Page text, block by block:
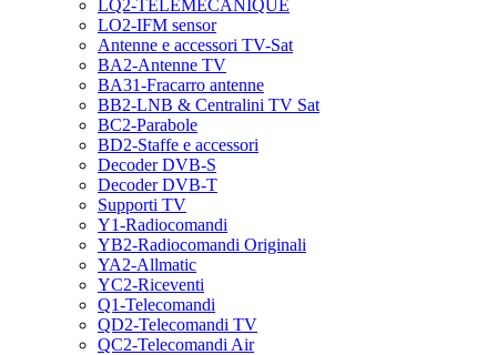
LQ2-TELEMECANIQUE
LO2-IFM sensor
Antenne e accessori TV-Sat
BA2-Antenne TV
BA31-Fracarro antenne
BB2-LNB & Centralini TV Sat
BC2-Parabole
BD2-Staffe e accessori
Decoder DVB-S
Decoder DVB-T
Supporti TV
Y1-Radiocomandi
YB2-Radiocomandi Originali
YA2-Allmatic
YC2-Riceventi
Q1-Telecomandi
QD2-Telecomandi TV
QC2-Telecomandi Air